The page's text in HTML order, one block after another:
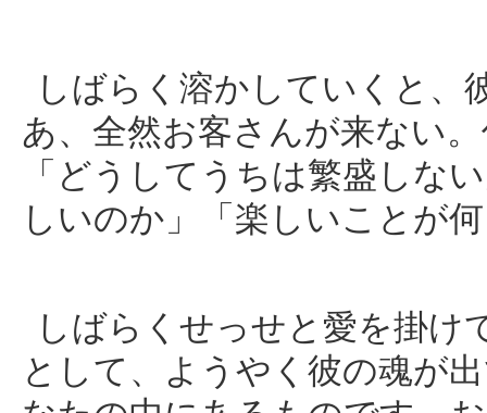
しばらく溶かしていくと、
あ、全然お客さんが来ない
「どうしてうちは繁盛しな
しいのか」「楽しいことが
しばらくせっせと愛を掛け
として、ようやく彼の魂が